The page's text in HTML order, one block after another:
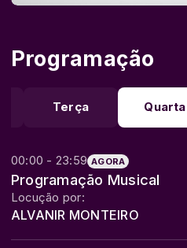
Programação
Terça Quarta
00:00 - 23:59 AGORA
Programação Musical
Locução por:
ALVANIR MONTEIRO